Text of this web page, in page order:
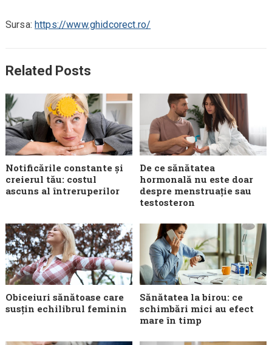
Sursa: https://www.ghidcorect.ro/
Related Posts
Notificările constante și
creierul tău: costul
ascuns al întreruperilor
De ce sănătatea
hormonală nu este doar
despre menstruație sau
testosteron
Obiceiuri sănătoase care
susțin echilibrul feminin
Sănătatea la birou: ce
schimbări mici au efect
mare în timp